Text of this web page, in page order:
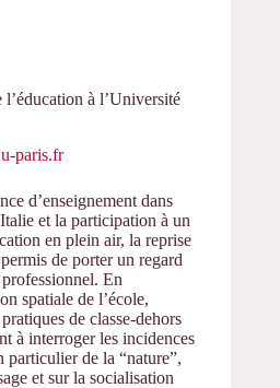
à l’Université
paris.fr
d’enseignement dans
et la participation à un
en plein air, la reprise
de porter un regard
En
spatiale de l’école,
de classe-dehors
à interroger les incidences
particulier de la “nature”,
et sur la socialisation